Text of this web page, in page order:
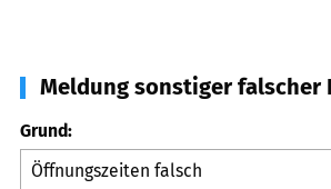
Meldung sonstiger falscher
Grund: